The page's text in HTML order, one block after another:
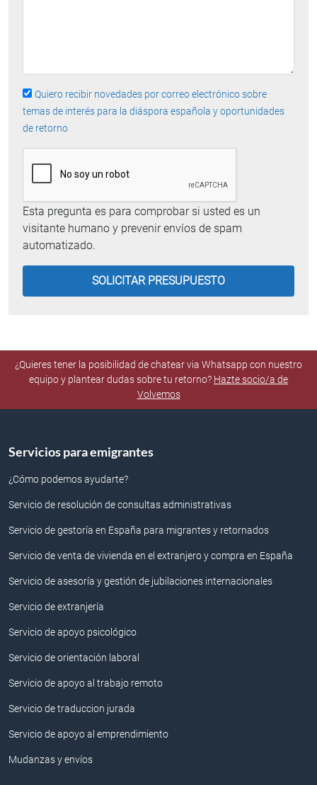
Quiero recibir novedades por correo electrónico sobre
temas de interés para la diáspora española y oportunidades
de retorno
Esta pregunta es para comprobar si usted es un
visitante humano y prevenir envíos de spam
automatizado.
¿Quieres tener la posibilidad de chatear via Whatsapp con nuestro
equipo y plantear dudas sobre tu retorno? Hazte socio/a de
Volvemos
Servicios para emigrantes
¿Cómo podemos ayudarte?
Servicio de resolución de consultas administrativas
Servicio de gestoría en España para migrantes y retornados
Servicio de venta de vivienda en el extranjero y compra en España
Servicio de asesoría y gestión de jubilaciones internacionales
Servicio de extranjería
Servicio de apoyo psicológico
Servicio de orientación laboral
Servicio de apoyo al trabajo remoto
Servicio de traduccion jurada
Servicio de apoyo al emprendimiento
Mudanzas y envíos